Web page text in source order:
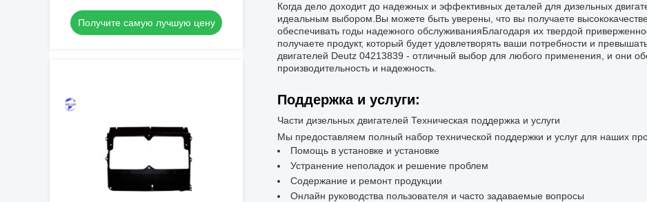
стандартных применений
Получите самую лучшую цену
Когда дело доходит до надежных и эффективных деталей для дизельных
идеальным выбором.Вы можете быть уверены, что вы получаете
обеспечивать годы надежного обслуживанияБлагодаря их твердой
получаете продукт, который будет удовлетворять ваши потребности и
двигателей Deutz 04213839 - отличный выбор для любого применения, и они
производительность и надежность.
Поддержка и услуги:
Части дизельных двигателей Техническая поддержка и услуги
Мы предоставляем полный набор технической поддержки и услуг для наших
Помощь в установке и установке
Устранение неполадок и решение проблем
Содержание и ремонт продукции
Онлайн руководства пользователя и часто задаваемые вопросы